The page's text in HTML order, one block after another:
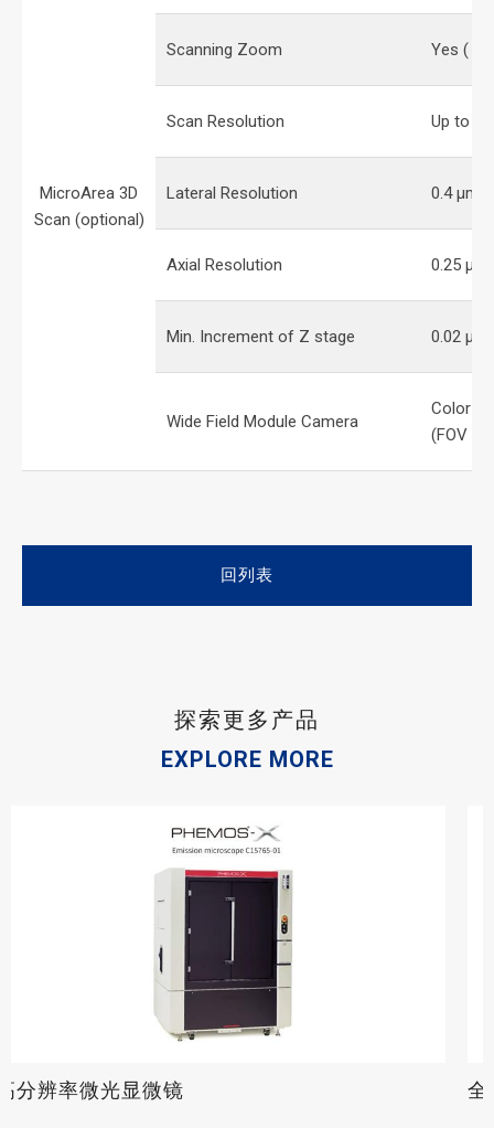
MicroArea 3D
Scan (optional)
Scanning Zoom Yes (
Scan Resolution Up to
Lateral Resolution 0.4 μm
Axial Resolution 0.25 μm
Min. Increment of Z stage 0.02 μm
Wide Field Module Camera
Color
(FOV
回列表
探索更多产品
EXPLORE MORE
全自动卷带检测包装机